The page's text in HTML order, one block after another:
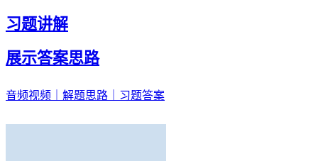
习题讲解
展示答案思路
音频视频｜解题思路｜习题答案